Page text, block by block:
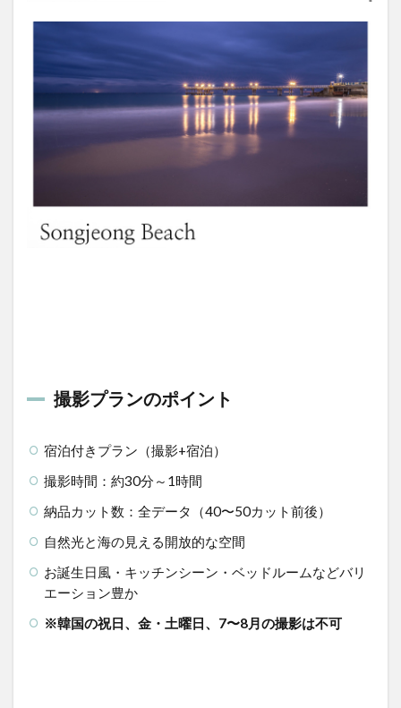
撮影プランのポイント
宿泊付きプラン（撮影+宿泊）
撮影時間：約30分～1時間
納品カット数：全データ（40〜50カット前後）
自然光と海の見える開放的な空間
お誕生日風・キッチンシーン・ベッドルームなどバリ
エーション豊か
※韓国の祝日、金・土曜日、7〜8月の撮影は不可